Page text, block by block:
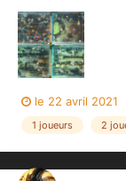
ca, vous n'avez
scénarios. Mais
le 22 avril 2021
1 joueurs 2